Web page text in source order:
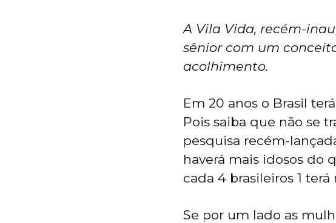
A Vila Vida, recém-
sênior com um
acolhimento.
Em 20 anos o Brasil
Pois saiba que não se
pesquisa recém-
haverá mais idosos do
cada 4 brasileiros 1 terá
Se por um lado as